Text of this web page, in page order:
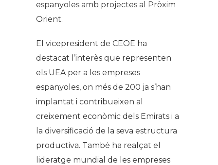
espanyoles amb projectes al Pròxim
Orient.
El vicepresident de CEOE ha
destacat l’interès que representen
els UEA per a les empreses
espanyoles, on més de 200 ja s’han
implantat i contribueixen al
creixement econòmic dels Emirats i a
la diversificació de la seva estructura
productiva. També ha realçat el
lideratge mundial de les empreses